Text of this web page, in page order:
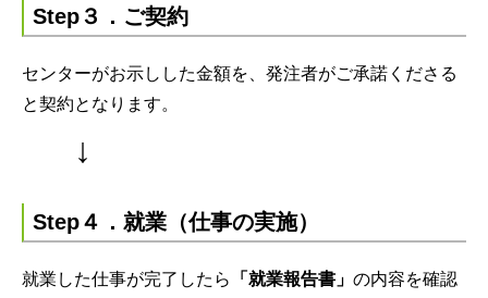
Step３．ご契約
センターがお示しした金額を、発注者がご承諾くださる
と契約となります。
↓
Step４．就業（仕事の実施）
就業した仕事が完了したら 「就業報告書」 の内容を確認